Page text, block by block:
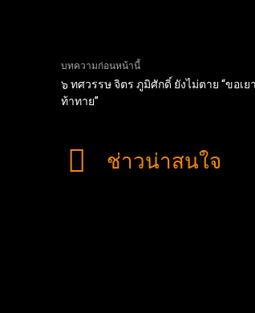
บทความก่อนหน้านี้
๖ ทศวรรษ จิตร ภูมิศักดิ์ ยังไม่ตาย “ขอเ
ท้าทาย”
ช่าวน่าสนใจ